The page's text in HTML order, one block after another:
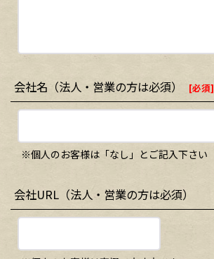
会社名（法人・営業の方は必須） [必須]
※個人のお客様は「なし」とご記入下さい
会社URL（法人・営業の方は必須）